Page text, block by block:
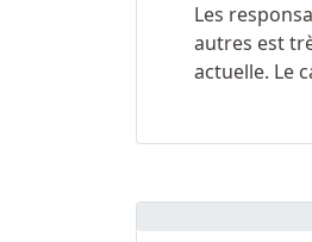
Les
autres est
actuelle. Le